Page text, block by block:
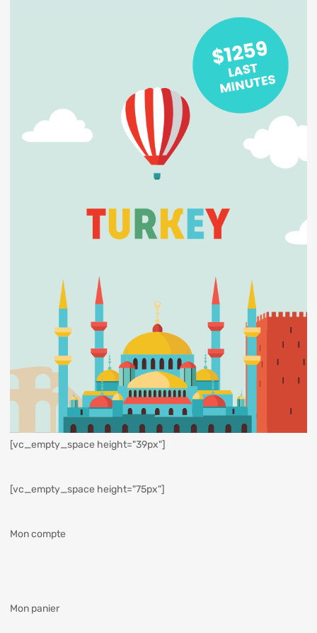
[vc_empty_space height="39px"]
[vc_empty_space height="75px"]
Mon compte
Mon panier